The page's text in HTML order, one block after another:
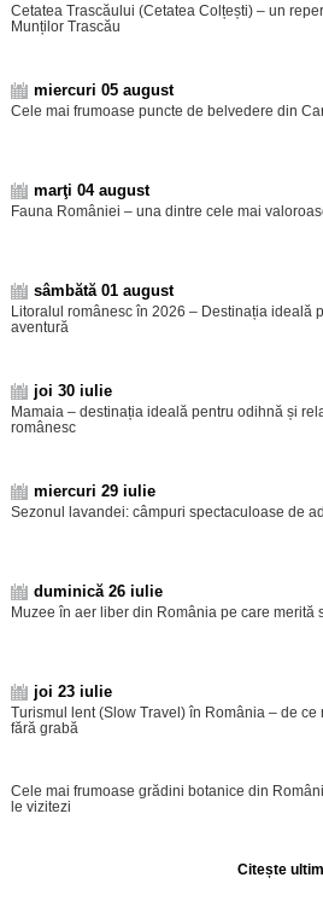
Cetatea Trascăului (Cetatea Colțești) – un
Munților Trascău
miercuri 05 august
Cele mai frumoase puncte de belvedere din
marţi 04 august
Fauna României – una dintre cele mai
sâmbătă 01 august
Litoralul românesc în 2026 – Destinația ideală
aventură
joi 30 iulie
Mamaia – destinația ideală pentru odihnă și
românesc
miercuri 29 iulie
Sezonul lavandei: câmpuri spectaculoase de
duminică 26 iulie
Muzee în aer liber din România pe care merită
joi 23 iulie
Turismul lent (Slow Travel) în România – de ce
fără grabă
Cele mai frumoase grădini botanice din
le vizitezi
Citește